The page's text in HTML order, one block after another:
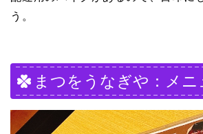
う。
まつをうなぎや：メニ